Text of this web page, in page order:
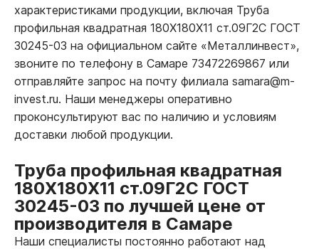
характеристиками продукции, включая Труба
профильная квадратная 180Х180Х11 ст.09Г2С ГОСТ
30245-03 на официальном сайте «Металлинвест»,
звоните по телефону в Самаре 73472269867 или
отправляйте запрос на почту филиала samara@m-
invest.ru. Наши менеджеры оперативно
проконсультируют вас по наличию и условиям
доставки любой продукции.
Труба профильная квадратная
180Х180Х11 ст.09Г2С ГОСТ
30245-03 по лучшей цене от
производителя в Самаре
Наши специалисты постоянно работают над